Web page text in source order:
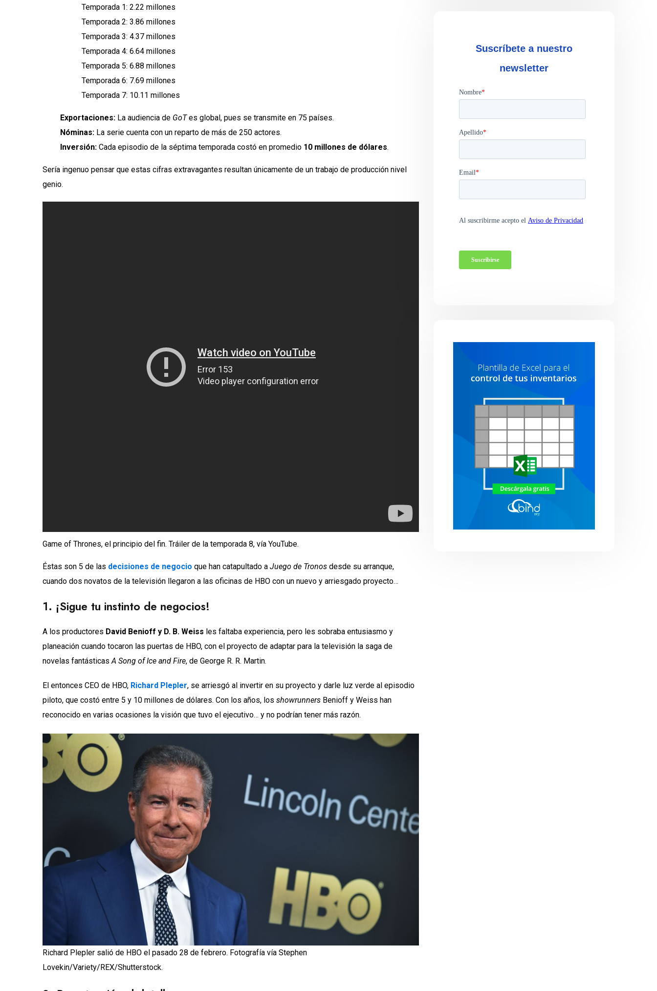
Temporada 1: 2.22 millones
Temporada 2: 3.86 millones
Temporada 3: 4.37 millones
Temporada 4: 6.64 millones
Temporada 5: 6.88 millones
Temporada 6: 7.69 millones
Temporada 7: 10.11 millones
Exportaciones: La audiencia de GoTes global, pues se transmite en 75 países.
Nóminas: La serie cuenta con un reparto de más de 250 actores.
Inversión: Cada episodio de la séptima temporada costó en promedio 10 millones de dólares.
Sería ingenuo pensar que estas cifras extravagantes resultan únicamente de un trabajo de producción nivel
genio.
Game of Thrones, el principio del fin. Tráiler de la temporada 8, vía YouTube.
Éstas son 5 de las decisiones de negocio que han catapultado a Juego de Tronos desde su arranque,
cuando dos novatos de la televisión llegaron a las oficinas de HBO con un nuevo y arriesgado proyecto…
1. ¡Sigue tu instinto de negocios!
A los productores David Benioff y D. B. Weiss les faltaba experiencia, pero les sobraba entusiasmo y
planeación cuando tocaron las puertas de HBO, con el proyecto de adaptar para la televisión la saga de
novelas fantásticasA Song of Ice and Fire, de George R. R. Martin.
El entonces CEO de HBO, Richard Plepler, se arriesgó al invertir en su proyecto y darle luz verde al episodio
piloto, que costó entre 5 y 10 millones de dólares. Con los años, los showrunners Benioff y Weiss han
reconocido en varias ocasiones la visión que tuvo el ejecutivo… y no podrían tener más razón.
Richard Plepler salió de HBO el pasado 28 de febrero. Fotografía vía Stephen
Lovekin/Variety/REX/Shutterstock.
Suscríbete a nuestro
newsletter